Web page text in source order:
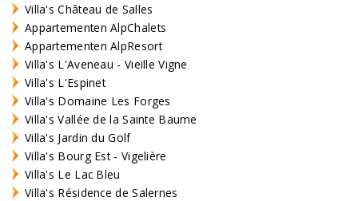
Villa's Château de Salles
Appartementen AlpChalets
Appartementen AlpResort
Villa's L'Aveneau - Vieille Vigne
Villa's L'Espinet
Villa's Domaine Les Forges
Villa's Vallée de la Sainte Baume
Villa's Jardin du Golf
Villa's Bourg Est - Vigelière
Villa's Le Lac Bleu
Villa's Résidence de Salernes